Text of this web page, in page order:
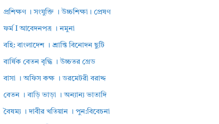
প্রশিক্ষণ । সংযুক্তি । উচ্চশিক্ষা। প্রেষণ
ফর্ম I আবেদনপত্র । নমুনা
বহি: বাংলাদেশ । শ্রান্তি বিনোদন ছুটি
বার্ষিক বেতন বৃদ্ধি । উচ্চতর গ্রেড
বাসা । অফিস কক্ষ । ডরমেটরী বরাদ্দ
বেতন । বাড়ি ভাড়া । অন্যান্য ভাতাদি
বৈষম্য । দাবীর খতিয়ান । পুন:বিবেচনা